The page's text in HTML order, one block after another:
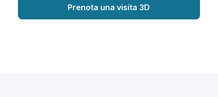
Prenota una visita 3D